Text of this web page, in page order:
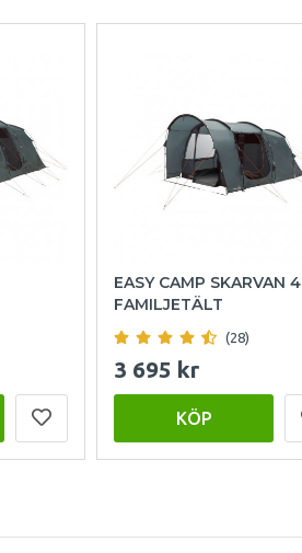
EASY CAMP SKARVAN 4
FAMILJETÄLT
(28)
3 695 kr
KÖP